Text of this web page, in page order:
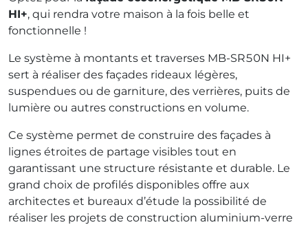
HI+, qui rendra votre maison à la fois belle et
fonctionnelle !
Le système à montants et traverses MB-SR50N HI+
sert à réaliser des façades rideaux légères,
suspendues ou de garniture, des verrières, puits de
lumière ou autres constructions en volume.
Ce système permet de construire des façades à
lignes étroites de partage visibles tout en
garantissant une structure résistante et durable. Le
grand choix de profilés disponibles offre aux
architectes et bureaux d’étude la possibilité de
réaliser les projets de construction aluminium-verre